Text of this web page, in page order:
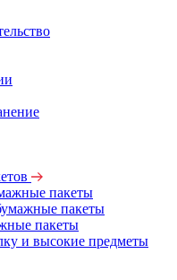
пакеты
пакеты
пакеты
и высокие предметы